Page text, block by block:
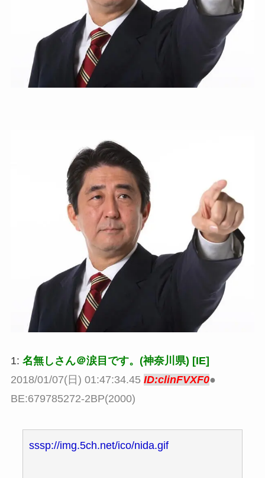
1: 名無しさん＠涙目です。(神奈川県) [IE]
2018/01/07(日) 01:47:34.45 ID:clinFVXF0●
BE:679785272-2BP(2000)
sssp://img.5ch.net/ico/nida.gif